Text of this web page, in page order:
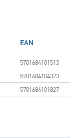
EAN
5701684101513
5701684104323
5701684101827